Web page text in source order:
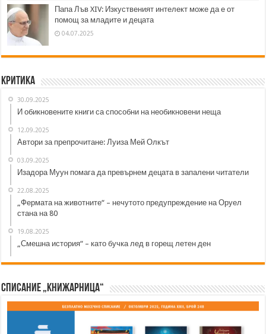
Папа Лъв XIV: Изкуственият интелект може да е от
помощ за младите и децата
04.07.2025
Критика
30.09.2025
И обикновените книги са способни на необикновени неща
12.09.2025
Автори за препрочитане: Луиза Мей Олкът
03.09.2025
Изадора Муун помага да превърнем децата в запалени читатели
22.08.2025
„Фермата на животните“ – нечутото предупреждение на Оруел
стана на 80
19.08.2025
„Смешна история“ – като бучка лед в горещ летен ден
Списание „Книжарница“